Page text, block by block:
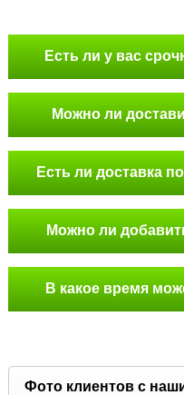
Есть ли у вас
Можно ли
Есть ли доставка
Можно ли
В какое время
Фото клиентов с